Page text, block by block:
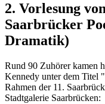
2. Vorlesung
Saarbrücker
Dramatik)
Rund 90 Zuhörer kamen
Kennedy unter dem
Rahmen der 11.
Stadtgalerie Saarbrücken: